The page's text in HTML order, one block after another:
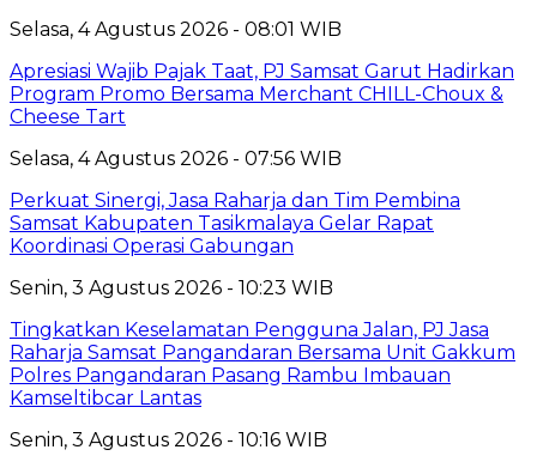
Selasa, 4 Agustus 2026 - 08:01 WIB
Apresiasi Wajib Pajak Taat, PJ Samsat Garut Hadirkan
Program Promo Bersama Merchant CHILL-Choux &
Cheese Tart
Selasa, 4 Agustus 2026 - 07:56 WIB
Perkuat Sinergi, Jasa Raharja dan Tim Pembina
Samsat Kabupaten Tasikmalaya Gelar Rapat
Koordinasi Operasi Gabungan
Senin, 3 Agustus 2026 - 10:23 WIB
Tingkatkan Keselamatan Pengguna Jalan, PJ Jasa
Raharja Samsat Pangandaran Bersama Unit Gakkum
Polres Pangandaran Pasang Rambu Imbauan
Kamseltibcar Lantas
Senin, 3 Agustus 2026 - 10:16 WIB